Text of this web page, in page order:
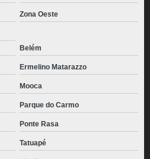
Zona Oeste
Belém
Ermelino Matarazzo
Mooca
Parque do Carmo
Ponte Rasa
Tatuapé